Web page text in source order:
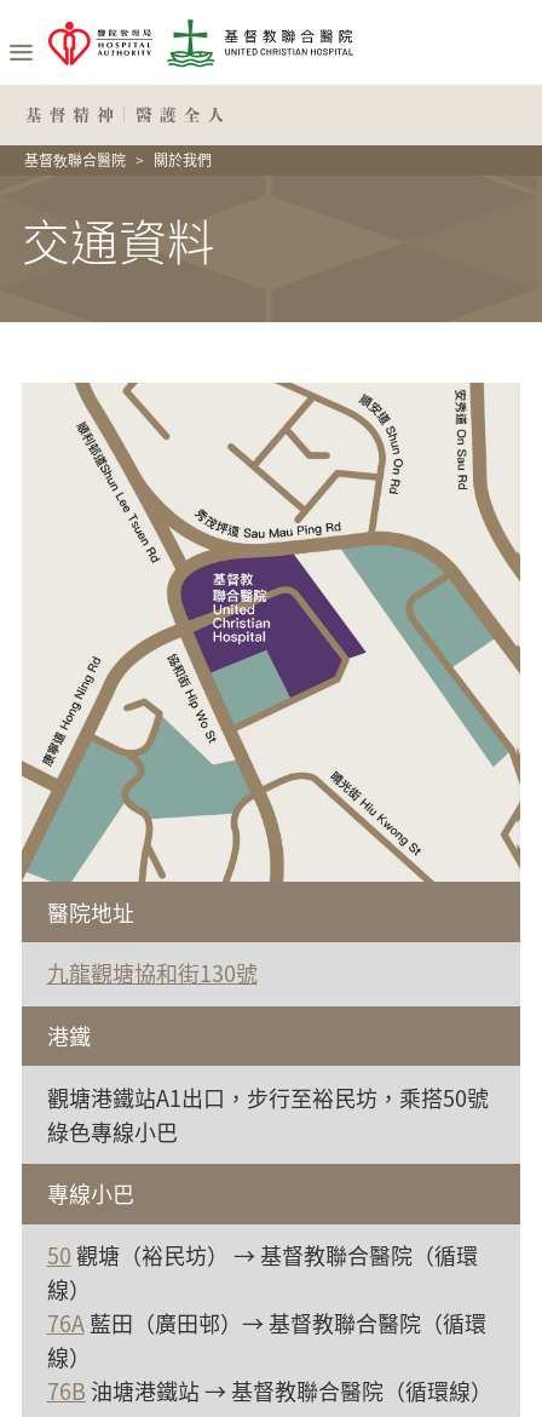
基督敎聯合醫院 關於我們
交通資料
醫院地址
九龍觀塘協和街130號
港鐵
觀塘港鐵站A1出口，步行至裕民坊，乘搭50號
綠色專線小巴
專線小巴
50觀塘（裕民坊） → 基督教聯合醫院（循環
線）
76A藍田（廣田邨）→ 基督教聯合醫院（循環
線）
76B 油塘港鐵站 → 基督教聯合醫院（循環線）